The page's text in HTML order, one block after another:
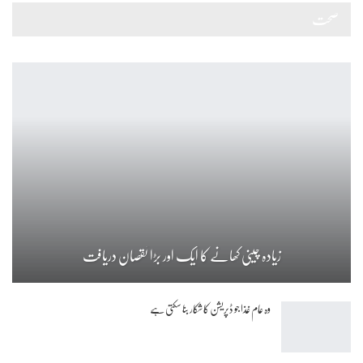
زیادہ چینی کھانے کا ایک اور بڑا نقصان دریافت
وہ عام غذا جو ڈپریشن کا شکار بنا سکتی ہے